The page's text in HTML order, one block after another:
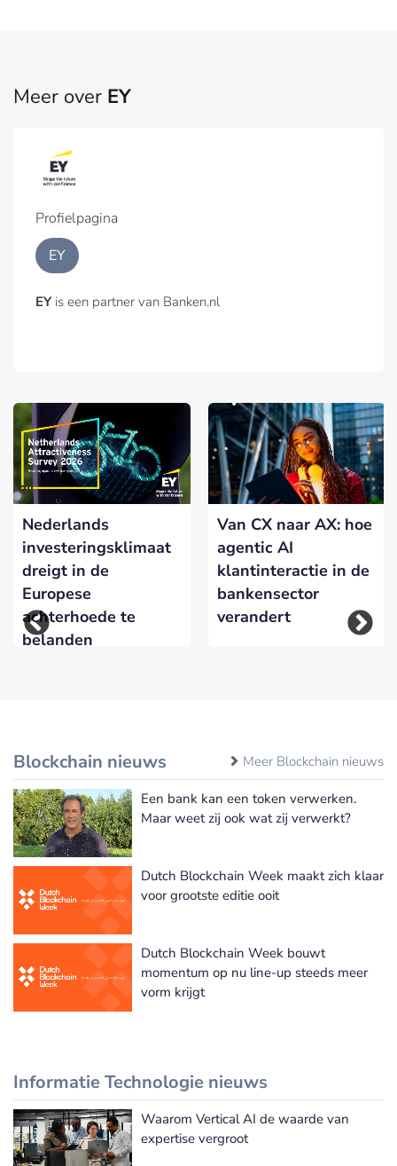
Meer over EY
Profielpagina
EY
EYis een partner van Banken.nl
Nederlands
investeringsklimaat
dreigt in de
Europese
achterhoede te
belanden
Van CX naar AX: hoe
agentic AI
klantinteractie in de
bankensector
verandert
Blockchain nieuws Meer Blockchain nieuws
Een bank kan een token verwerken.
Maar weet zij ook wat zij verwerkt?
Dutch Blockchain Week maakt zich klaar
voor grootste editie ooit
Dutch Blockchain Week bouwt
momentum op nu line-up steeds meer
vorm krijgt
Informatie Technologie nieuws
Meer Informatie Technologie nieuws
Waarom Vertical AI de waarde van
expertise vergroot